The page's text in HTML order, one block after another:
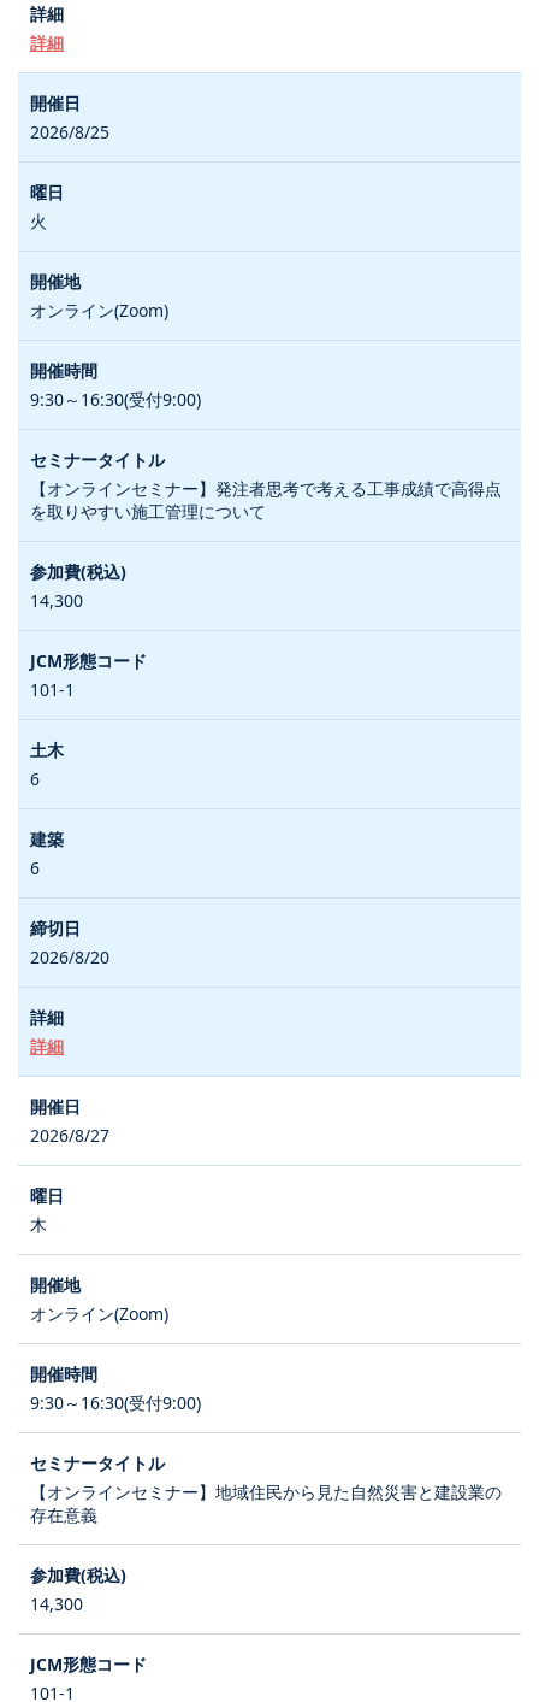
詳細
2026/8/25
火
オンライン(Zoom)
9:30～16:30(受付9:00)
【オンラインセミナー】発注者思考で考える工事成績で高得点
を取りやすい施工管理について
14,300
101-1
6
6
2026/8/20
詳細
2026/8/27
木
オンライン(Zoom)
9:30～16:30(受付9:00)
【オンラインセミナー】地域住民から見た自然災害と建設業の
存在意義
14,300
101-1